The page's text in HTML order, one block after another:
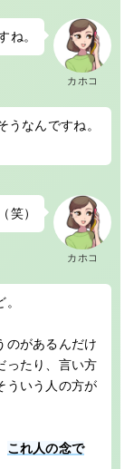
カホコ
ね。
なんですね。
カホコ
笑）
のがあるんだけ
ったり、言い方
ういう人の方が
これ人の念で